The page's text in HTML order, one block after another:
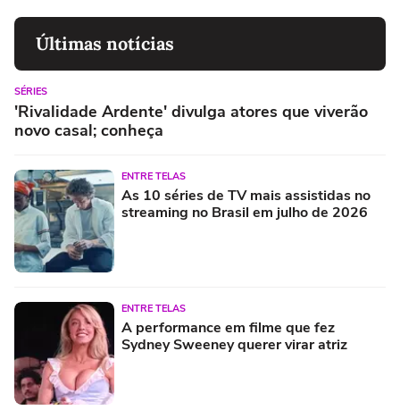
Últimas notícias
SÉRIES
'Rivalidade Ardente' divulga atores que viverão
novo casal; conheça
ENTRE TELAS
As 10 séries de TV mais assistidas no
streaming no Brasil em julho de 2026
ENTRE TELAS
A performance em filme que fez
Sydney Sweeney querer virar atriz